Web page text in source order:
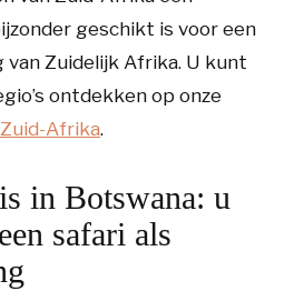
geschikt is voor een
Zuidelijk Afrika. U kunt
ontdekken op onze
Zuid-Afrika.
in Botswana: u
safari als